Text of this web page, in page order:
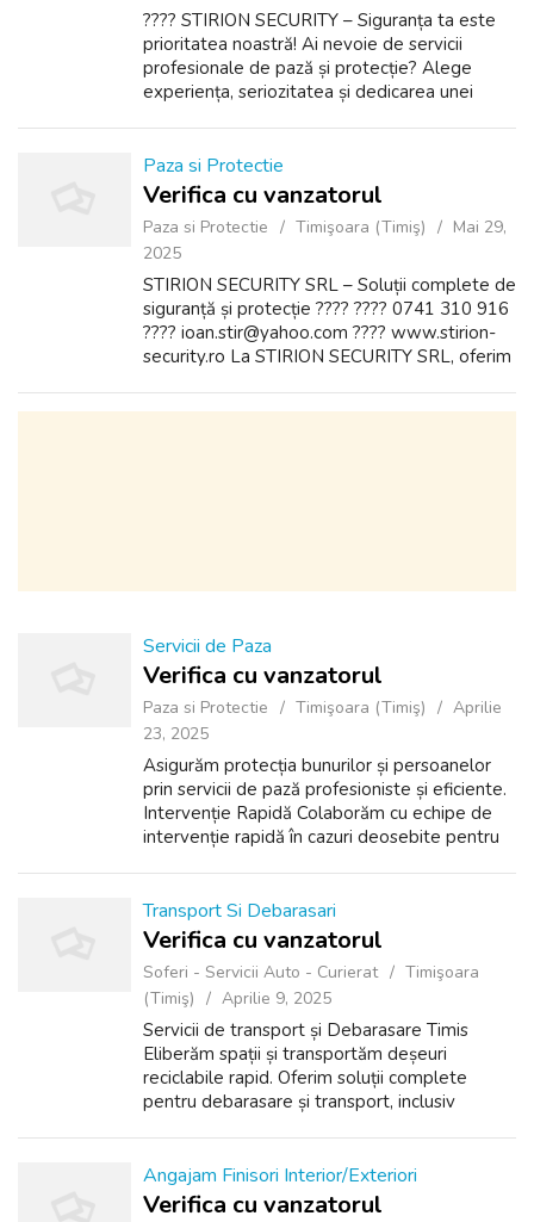
???? STIRION SECURITY – Siguranța ta este
prioritatea noastră! Ai nevoie de servicii
profesionale de pază și protecție? Alege
experiența, seriozitatea și dedicarea unei
Paza si Protectie
Verifica cu vanzatorul
Paza si Protectie Timişoara (Timiş)
Mai 29,
2025
STIRION SECURITY SRL – Soluții complete de
siguranță și protecție ???? ???? 0741 310 916
???? ioan.stir@yahoo.com ???? www.stirion-
security.ro La STIRION SECURITY SRL, oferim
Servicii de Paza
Verifica cu vanzatorul
Paza si Protectie Timişoara (Timiş)
Aprilie
23, 2025
Asigurăm protecția bunurilor și persoanelor
prin servicii de pază profesioniste și eficiente.
Intervenție Rapidă Colaborăm cu echipe de
intervenție rapidă în cazuri deosebite pentru
Transport Si Debarasari
Verifica cu vanzatorul
Soferi - Servicii Auto - Curierat
Timişoara
(Timiş)
Aprilie 9, 2025
Servicii de transport și Debarasare Timis
Eliberăm spații și transportăm deșeuri
reciclabile rapid. Oferim soluții complete
pentru debarasare și transport, inclusiv
Angajam Finisori Interior/Exteriori
Verifica cu vanzatorul